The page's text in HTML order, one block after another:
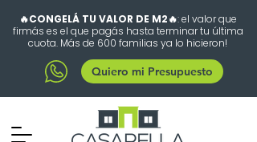
🔥CONGELÁ TU VALOR DE M2🔥: el valor que
firmás es el que pagás hasta terminar tu última
cuota. Más de 600 familias ya lo hicieron!
Quiero mi Presupuesto